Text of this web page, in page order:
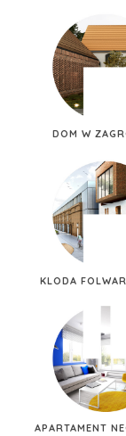
DOM W
KLODA
APARTAMENT